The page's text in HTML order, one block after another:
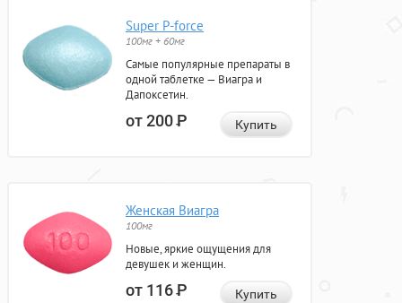
Super P-force
100мг + 60мг
Самые популярные препараты в
одной таблетке — Виагра и
Дапоксетин.
от 200Р Купить
Женская Виагра
100мг
Новые, яркие ощущения для
девушек и женщин.
от 116Р Купить